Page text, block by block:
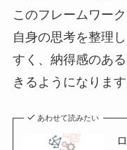
このフレームワー
自身の思考を整理
すく、納得感のあ
きるようになります
あわせて読みたい